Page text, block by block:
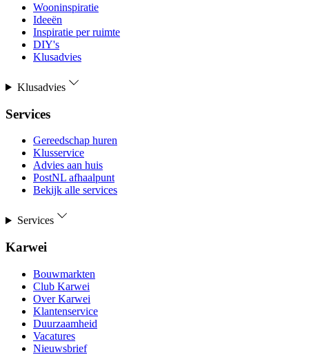
Wooninspiratie
Ideeën
Inspiratie per ruimte
DIY's
Klusadvies
Klusadvies
Services
Gereedschap huren
Klusservice
Advies aan huis
PostNL afhaalpunt
Bekijk alle services
Services
Karwei
Bouwmarkten
Club Karwei
Over Karwei
Klantenservice
Duurzaamheid
Vacatures
Nieuwsbrief